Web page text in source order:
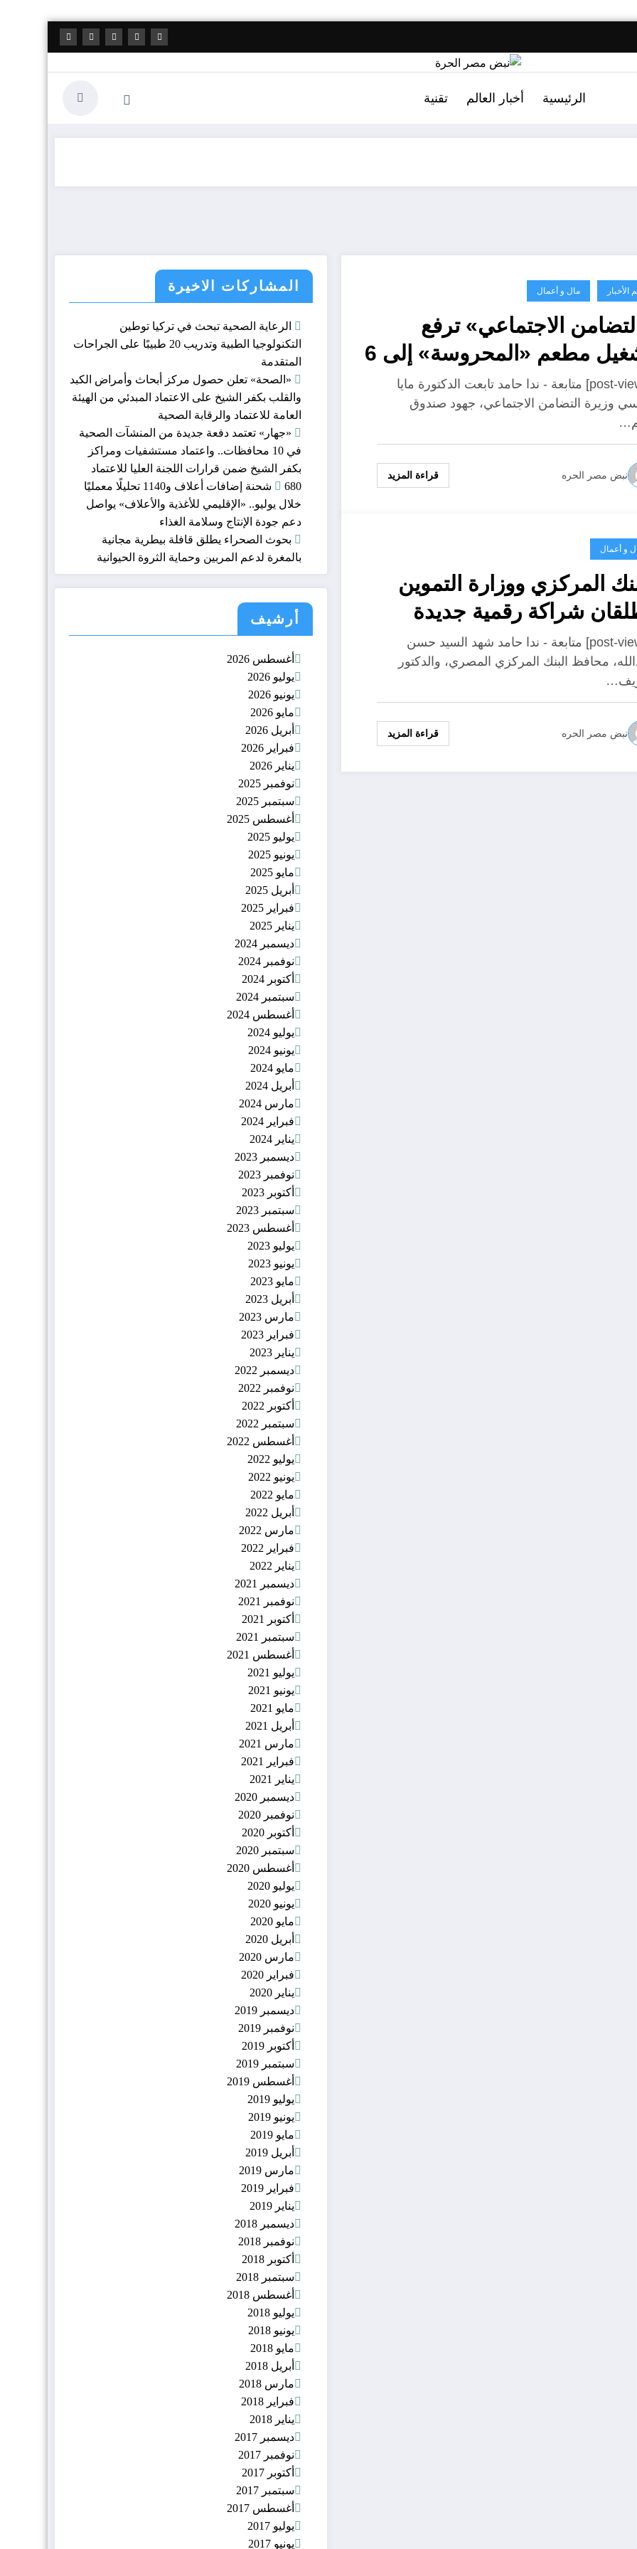
الرئيسية أخبار العالم تقنية
الأخبار مال و أعمال
الاجتماعي» ترفع
تشغيل مطعم «المحروسة» إلى 6
وجبة يوميًا خلال وقفة
وعيد الأضحى
[post-views] متابعة - ندا حامد تابعت الدكتورة مايا
وزيرة التضامن الاجتماعي، جهود صندوق
نبض مصر الحره قراءة المزيد
و أعمال
المركزي ووزارة التموين
شراكة رقمية جديدة
الشمول المالي وتطوير
السجل التجاري للقطاع
[post-views] متابعة - ندا حامد شهد السيد حسن
محافظ البنك المركزي المصري، والدكتور
نبض مصر الحره قراءة المزيد
المشاركات الاخيرة
الرعاية الصحية تبحث في تركيا توطين
التكنولوجيا الطبية وتدريب 20 طبيبًا على الجراحات
المتقدمة
«الصحة» تعلن حصول مركز أبحاث وأمراض الكبد
والقلب بكفر الشيخ على الاعتماد المبدئي من الهيئة
العامة للاعتماد والرقابة الصحية
«جهار» تعتمد دفعة جديدة من المنشآت الصحية
في 10 محافظات.. واعتماد مستشفيات ومراكز
بكفر الشيخ ضمن قرارات اللجنة العليا للاعتماد
680 شحنة إضافات أعلاف و1140 تحليلًا معمليًا
خلال يوليو.. «الإقليمي للأغذية والأعلاف» يواصل
دعم جودة الإنتاج وسلامة الغذاء
بحوث الصحراء يطلق قافلة بيطرية مجانية
بالمغرة لدعم المربين وحماية الثروة الحيوانية
أرشيف
أغسطس 2026
يوليو 2026
يونيو 2026
مايو 2026
أبريل 2026
فبراير 2026
يناير 2026
نوفمبر 2025
سبتمبر 2025
أغسطس 2025
يوليو 2025
يونيو 2025
مايو 2025
أبريل 2025
فبراير 2025
يناير 2025
ديسمبر 2024
نوفمبر 2024
أكتوبر 2024
سبتمبر 2024
أغسطس 2024
يوليو 2024
يونيو 2024
مايو 2024
أبريل 2024
مارس 2024
فبراير 2024
يناير 2024
ديسمبر 2023
نوفمبر 2023
أكتوبر 2023
سبتمبر 2023
أغسطس 2023
يوليو 2023
يونيو 2023
مايو 2023
أبريل 2023
مارس 2023
فبراير 2023
يناير 2023
ديسمبر 2022
نوفمبر 2022
أكتوبر 2022
سبتمبر 2022
أغسطس 2022
يوليو 2022
يونيو 2022
مايو 2022
أبريل 2022
مارس 2022
فبراير 2022
يناير 2022
ديسمبر 2021
نوفمبر 2021
أكتوبر 2021
سبتمبر 2021
أغسطس 2021
يوليو 2021
يونيو 2021
مايو 2021
أبريل 2021
مارس 2021
فبراير 2021
يناير 2021
ديسمبر 2020
نوفمبر 2020
أكتوبر 2020
سبتمبر 2020
أغسطس 2020
يوليو 2020
يونيو 2020
مايو 2020
أبريل 2020
مارس 2020
فبراير 2020
يناير 2020
ديسمبر 2019
نوفمبر 2019
أكتوبر 2019
سبتمبر 2019
أغسطس 2019
يوليو 2019
يونيو 2019
مايو 2019
أبريل 2019
مارس 2019
فبراير 2019
يناير 2019
ديسمبر 2018
نوفمبر 2018
أكتوبر 2018
سبتمبر 2018
أغسطس 2018
يوليو 2018
يونيو 2018
مايو 2018
أبريل 2018
مارس 2018
فبراير 2018
يناير 2018
ديسمبر 2017
نوفمبر 2017
أكتوبر 2017
سبتمبر 2017
أغسطس 2017
يوليو 2017
يونيو 2017